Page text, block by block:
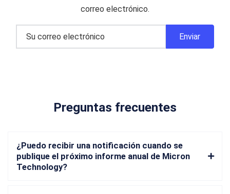
correo electrónico.
Preguntas frecuentes
¿Puedo recibir una notificación cuando se
publique el próximo informe anual de Micron
Technology?